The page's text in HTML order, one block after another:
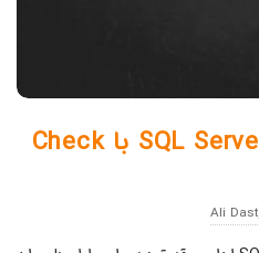
اعتبارسنجی داده در SQL Server با Check
Ali